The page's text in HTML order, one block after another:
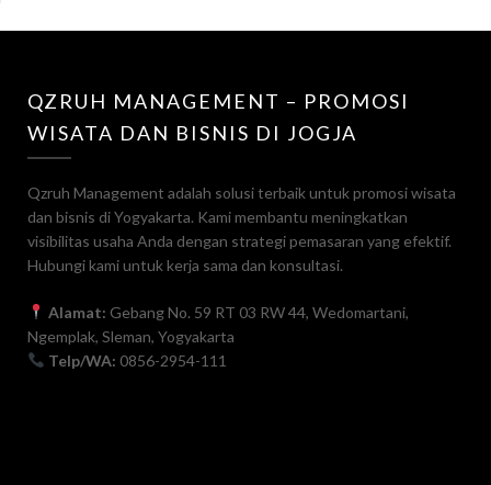
QZRUH MANAGEMENT – PROMOSI
WISATA DAN BISNIS DI JOGJA
Qzruh Management adalah solusi terbaik untuk promosi wisata
dan bisnis di Yogyakarta. Kami membantu meningkatkan
visibilitas usaha Anda dengan strategi pemasaran yang efektif.
Hubungi kami untuk kerja sama dan konsultasi.
Alamat: Gebang No. 59 RT 03 RW 44, Wedomartani,
Ngemplak, Sleman, Yogyakarta
Telp/WA: 0856-2954-111